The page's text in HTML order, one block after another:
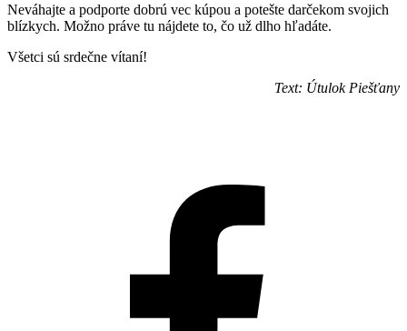
Neváhajte a podporte dobrú vec kúpou a potešte darčekom svojich
blízkych. Možno práve tu nájdete to, čo už dlho hľadáte.
Všetci sú srdečne vítaní!
Text: Útulok Piešťany